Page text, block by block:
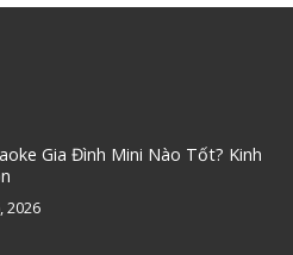
Gia Đình Mini Nào Tốt? Kinh
2026